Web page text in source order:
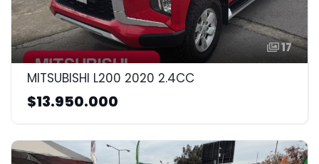
17
MITSUBISHI L200 2020 2.4CC
$13.950.000